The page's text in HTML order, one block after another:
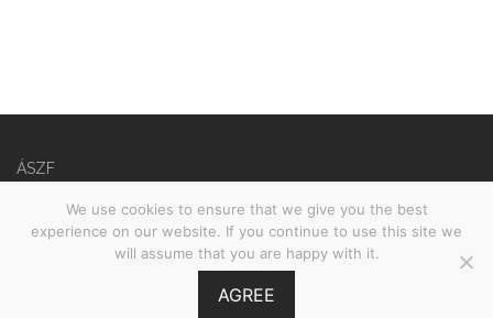
ÁSZF
Adatvédelmi nyilatkozat
2026Babies on Board •MOOI.HU
We use cookies to ensure that we give you the best
experience on our website. If you continue to use this site we
will assume that you are happy with it.
AGREE